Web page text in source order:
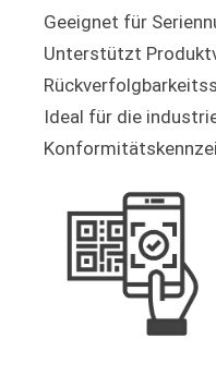
Geeignet für
Unterstützt
Ideal für die